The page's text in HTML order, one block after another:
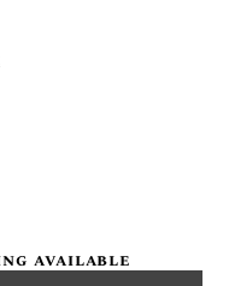
available